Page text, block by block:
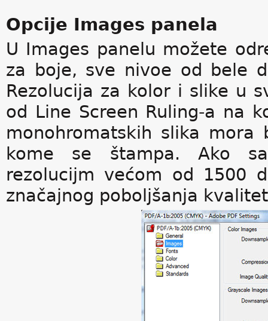
Opcije Images panela
U Images panelu možete
za boje, sve nivoe od bele
Rezolucija za kolor i slike u
od Line Screen Ruling-a na
monohromatskih slika
kome se štampa. Ako
rezolucijm većom od 1500
značajnog poboljšanja